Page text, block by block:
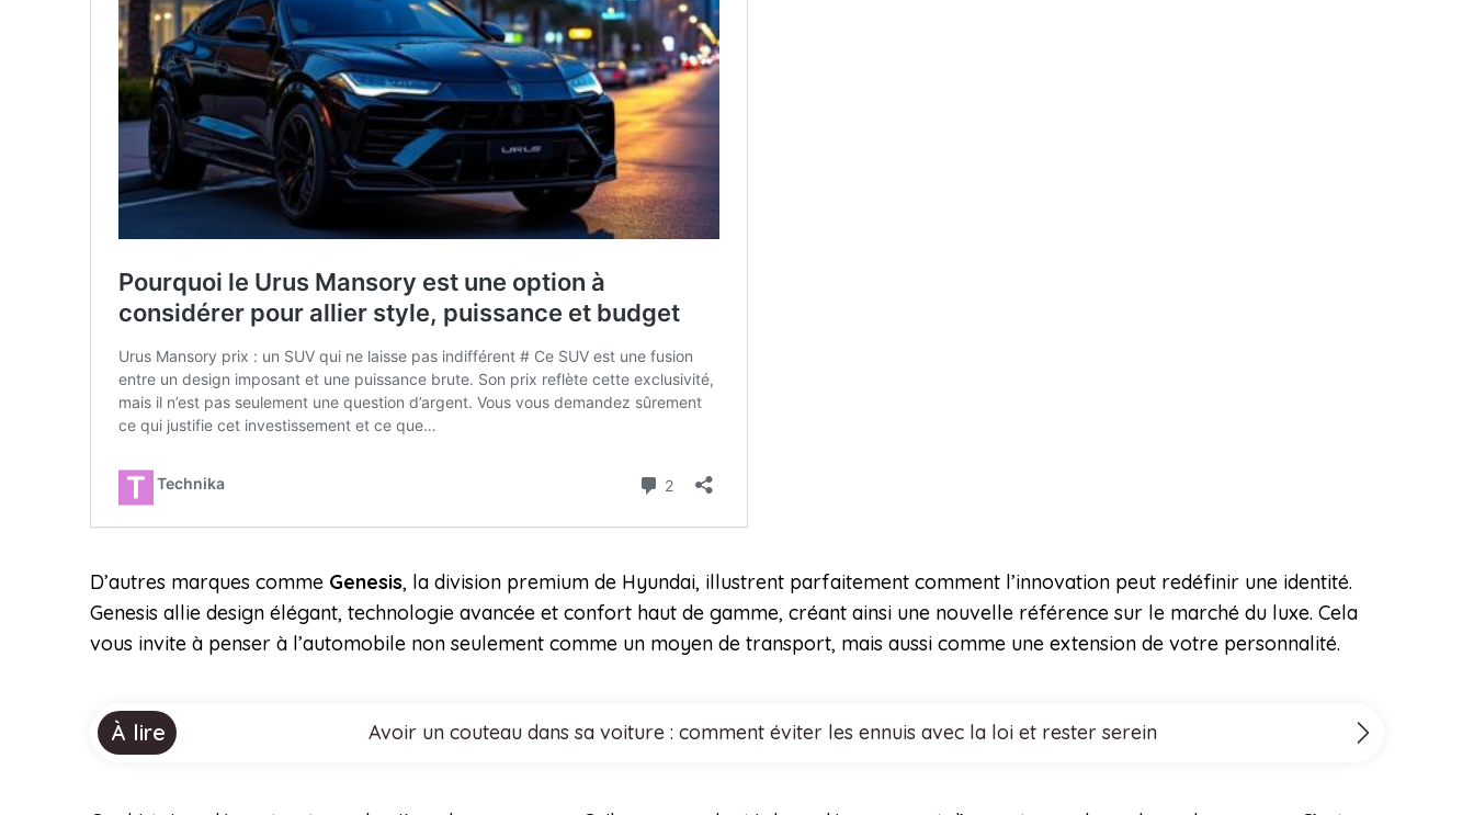
D’autres marques comme Genesis, la division premium de Hyundai, illustrent parfaitement comment l’innovation peut redéfinir une identité.
Genesis allie design élégant, technologie avancée et confort haut de gamme, créant ainsi une nouvelle référence sur le marché du luxe. Cela
vous invite à penser à l’automobile non seulement comme un moyen de transport, mais aussi comme une extension de votre personnalité.
À lire Avoir un couteau dans sa voiture : comment éviter les ennuis avec la loi et rester serein